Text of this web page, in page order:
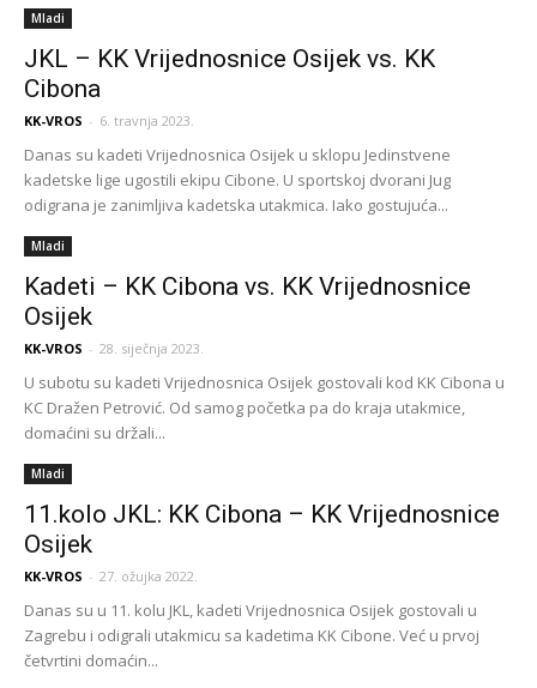
Mladi
JKL – KK Vrijednosnice Osijek vs. KK
Cibona
KK-VROS - 6. travnja 2023.
Danas su kadeti Vrijednosnica Osijek u sklopu Jedinstvene
kadetske lige ugostili ekipu Cibone. U sportskoj dvorani Jug
odigrana je zanimljiva kadetska utakmica. Iako gostujuća...
Mladi
Kadeti – KK Cibona vs. KK Vrijednosnice
Osijek
KK-VROS - 28. siječnja 2023.
U subotu su kadeti Vrijednosnica Osijek gostovali kod KK Cibona u
KC Dražen Petrović. Od samog početka pa do kraja utakmice,
domaćini su držali...
Mladi
11.kolo JKL: KK Cibona – KK Vrijednosnice
Osijek
KK-VROS - 27. ožujka 2022.
Danas su u 11. kolu JKL, kadeti Vrijednosnica Osijek gostovali u
Zagrebu i odigrali utakmicu sa kadetima KK Cibone. Već u prvoj
četvrtini domaćin...